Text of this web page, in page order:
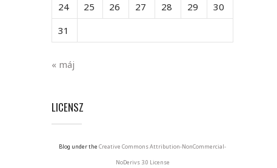
24
25 26 27 28 29
30
31
« máj
LICENSZ
Blog under the Creative Commons Attribution-NonCommercial-
NoDerivs 3.0 License